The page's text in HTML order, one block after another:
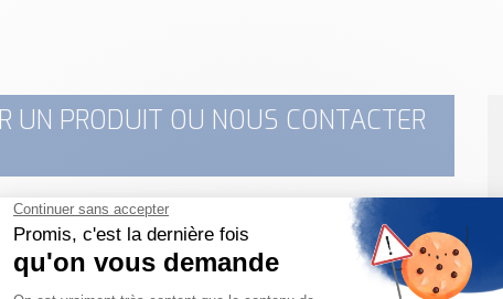
UN PRODUIT OU NOUS CONTACTER
vous recontacterons pour organiser votre commande.
disposition pour toutes demandes de Devis et